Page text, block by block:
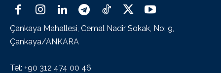
Çankaya Mahallesi, Cemal Nadir Sokak, No: 9,
Çankaya/ANKARA
Tel: +90 312 474 00 46